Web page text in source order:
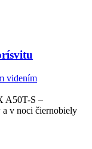
videním
A50T-S –
a v noci čiernobiely